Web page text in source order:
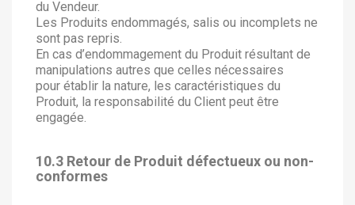
du Vendeur.
Les Produits endommagés, salis ou incomplets ne
sont pas repris.
En cas d’endommagement du Produit résultant de
manipulations autres que celles nécessaires
pour établir la nature, les caractéristiques du
Produit, la responsabilité du Client peut être
engagée.
10.3 Retour de Produit défectueux ou non-
conformes